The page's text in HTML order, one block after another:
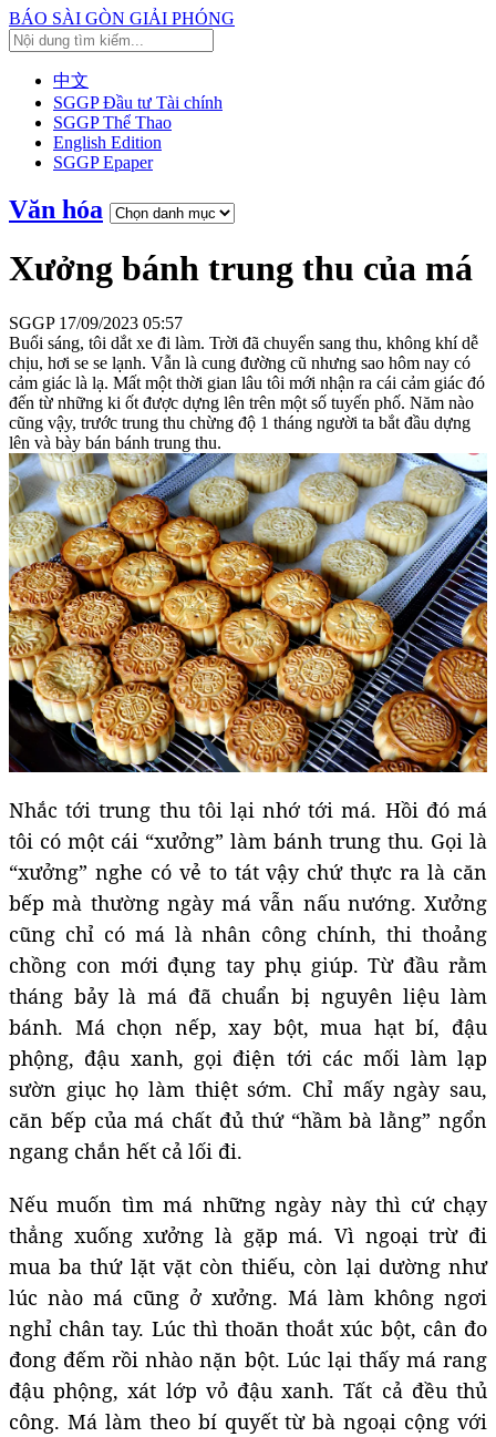
BÁO SÀI GÒN GIẢI PHÓNG
中文
SGGP Đầu tư Tài chính
SGGP Thể Thao
English Edition
SGGP Epaper
Văn hóa
Xưởng bánh trung thu của má
SGGP 17/09/2023 05:57
Buổi sáng, tôi dắt xe đi làm. Trời đã chuyển sang thu, không khí dễ
chịu, hơi se se lạnh. Vẫn là cung đường cũ nhưng sao hôm nay có
cảm giác là lạ. Mất một thời gian lâu tôi mới nhận ra cái cảm giác đó
đến từ những ki ốt được dựng lên trên một số tuyến phố. Năm nào
cũng vậy, trước trung thu chừng độ 1 tháng người ta bắt đầu dựng
lên và bày bán bánh trung thu.
Nhắc tới trung thu tôi lại nhớ tới má. Hồi đó má
tôi có một cái “xưởng” làm bánh trung thu. Gọi là
“xưởng” nghe có vẻ to tát vậy chứ thực ra là căn
bếp mà thường ngày má vẫn nấu nướng. Xưởng
cũng chỉ có má là nhân công chính, thi thoảng
chồng con mới đụng tay phụ giúp. Từ đầu rằm
tháng bảy là má đã chuẩn bị nguyên liệu làm
bánh. Má chọn nếp, xay bột, mua hạt bí, đậu
phộng, đậu xanh, gọi điện tới các mối làm lạp
sườn giục họ làm thiệt sớm. Chỉ mấy ngày sau,
căn bếp của má chất đủ thứ “hầm bà lằng” ngổn
ngang chắn hết cả lối đi.
Nếu muốn tìm má những ngày này thì cứ chạy
thẳng xuống xưởng là gặp má. Vì ngoại trừ đi
mua ba thứ lặt vặt còn thiếu, còn lại dường như
lúc nào má cũng ở xưởng. Má làm không ngơi
nghỉ chân tay. Lúc thì thoăn thoắt xúc bột, cân đo
đong đếm rồi nhào nặn bột. Lúc lại thấy má rang
đậu phộng, xát lớp vỏ đậu xanh. Tất cả đều thủ
công. Má làm theo bí quyết từ bà ngoại cộng với